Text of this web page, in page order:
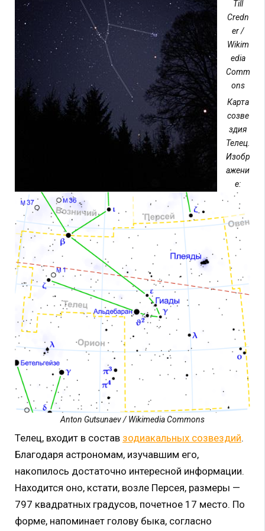
Till
Credn
er /
Wikim
edia
Comm
ons
Карта
созве
здия
Телец.
Изобр
ажени
е:
Anton Gutsunaev / Wikimedia Commons
Телец, входит в состав зодиакальных созвездий.
Благодаря астрономам, изучавшим его,
накопилось достаточно интересной информации.
Находится оно, кстати, возле Персея, размеры —
797 квадратных градусов, почетное 17 место. По
форме, напоминает голову быка, согласно